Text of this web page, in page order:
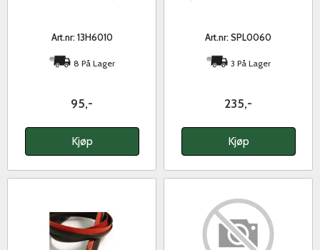
Art.nr: 13H6010
8 På Lager
95,-
Kjøp
Art.nr: SPL0060
3 På Lager
235,-
Kjøp